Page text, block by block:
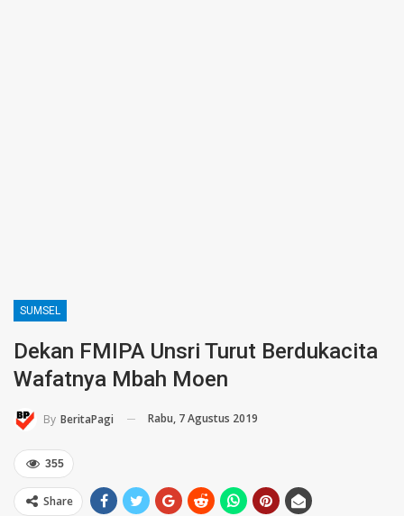
SUMSEL
Dekan FMIPA Unsri Turut Berdukacita
Wafatnya Mbah Moen
By BeritaPagi Rabu, 7 Agustus 2019
355
Share